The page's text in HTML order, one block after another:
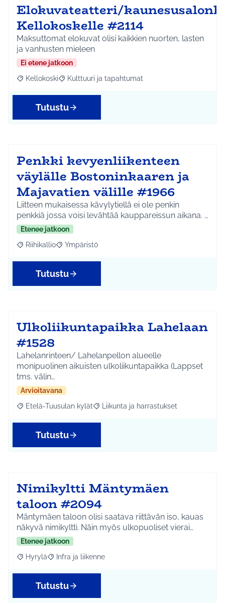
Elokuvateatteri/
Kellokoskelle #2114
Maksuttomat elokuvat olisi kaikkien nuorten, lasten
ja vanhusten mieleen
Ei etene jatkoon
Rajaa tulokset aihepiirin mukaan: Kellokoski
Kellokoski Rajaa tulokset teeman mukaan: Kulttuuri ja
Kulttuuri ja tapahtumat
Tutustu
Penkki kevyenliikenteen
väylälle Bostoninkaaren ja
Majavatien välille #1966
Liitteen mukaisessa kävylytiellä ei ole penkin
penkkiä jossa voisi levähtää kauppareissun aikana. …
Etenee jatkoon
Rajaa tulokset aihepiirin mukaan: Riihikallio
Riihikallio Rajaa tulokset teeman mukaan: Ympäristö
Ympäristö
Tutustu
Ulkoliikuntapaikka Lahelaan
#1528
Lahelanrinteen/ Lahelanpellon alueelle
monipuolinen aikuisten ulkoliikuntapaikka (Lappset
tms. välin…
Arvioitavana
Rajaa tulokset aihepiirin mukaan: Etelä-Tuusulan kylät
Etelä-Tuusulan kylät Rajaa tulokset teeman mukaan:
Liikunta ja harrastukset
Tutustu
Nimikyltti Mäntymäen
taloon #2094
Mäntymäen taloon olisi saatava riittävän iso, kauas
näkyvä nimikyltti. Näin myös ulkopuoliset vierai…
Etenee jatkoon
Rajaa tulokset aihepiirin mukaan: Hyrylä
Hyrylä Rajaa tulokset teeman mukaan: Infra ja liikenne
Infra ja liikenne
Tutustu